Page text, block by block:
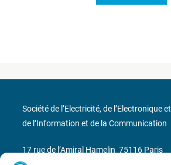
Société de l’Electricité, de l’Electronique
de l’Information et de la Communication
17 rue de l’Amiral Hamelin 75116 Paris